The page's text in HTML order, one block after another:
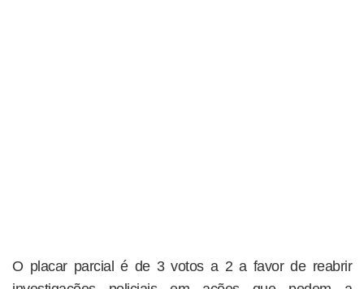
O placar parcial é de 3 votos a 2 a favor de reabrir